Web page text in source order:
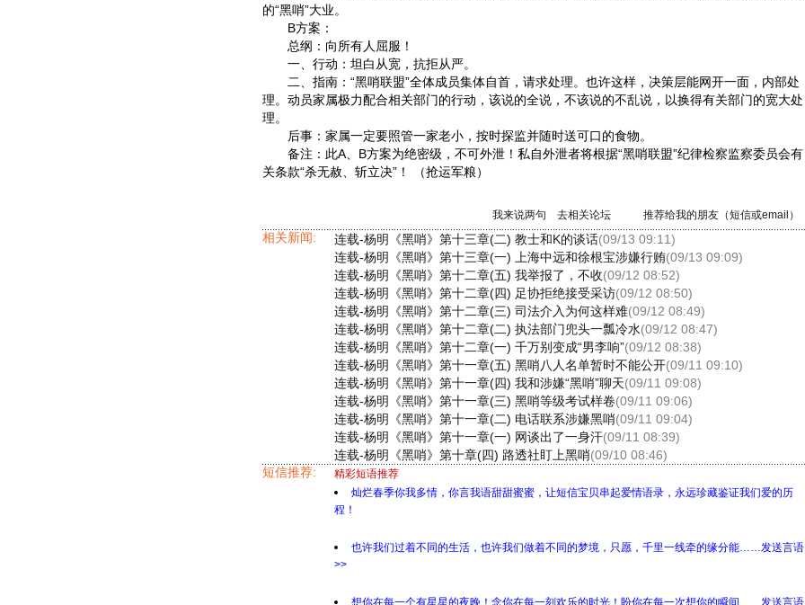
的“黑哨”大业。
B方案：
总纲：向所有人屈服！
一、行动：坦白从宽，抗拒从严。
二、指南：“黑哨联盟”全体成员集体自首，请求处理。也许这样，决策层能网开一面，内部处
理。动员家属极力配合相关部门的行动，该说的全说，不该说的不乱说，以换得有关部门的宽大处
理。
后事：家属一定要照管一家老小，按时探监并随时送可口的食物。
备注：此A、B方案为绝密级，不可外泄！私自外泄者将根据“黑哨联盟”纪律检察监察委员会有
关条款“杀无赦、斩立决”！ （抢运军粮）
我来说两句 去相关论坛 推荐给我的朋友（短信或email）
相关新闻: 连载-杨明《黑哨》第十三章(二) 教士和K的谈话(09/13 09:11)
连载-杨明《黑哨》第十三章(一) 上海中远和徐根宝涉嫌行贿(09/13 09:09)
连载-杨明《黑哨》第十二章(五) 我举报了，不收(09/12 08:52)
连载-杨明《黑哨》第十二章(四) 足协拒绝接受采访(09/12 08:50)
连载-杨明《黑哨》第十二章(三) 司法介入为何这样难(09/12 08:49)
连载-杨明《黑哨》第十二章(二) 执法部门兜头一瓢冷水(09/12 08:47)
连载-杨明《黑哨》第十二章(一) 千万别变成“男李响”(09/12 08:38)
连载-杨明《黑哨》第十一章(五) 黑哨八人名单暂时不能公开(09/11 09:10)
连载-杨明《黑哨》第十一章(四) 我和涉嫌“黑哨”聊天(09/11 09:08)
连载-杨明《黑哨》第十一章(三) 黑哨等级考试样卷(09/11 09:06)
连载-杨明《黑哨》第十一章(二) 电话联系涉嫌黑哨(09/11 09:04)
连载-杨明《黑哨》第十一章(一) 网谈出了一身汗(09/11 08:39)
连载-杨明《黑哨》第十章(四) 路透社盯上黑哨(09/10 08:46)
短信推荐:
精彩短语推荐
灿烂春季你我多情，你言我语甜甜蜜蜜，让短信宝贝串起爱情语录，永远珍藏鉴证我们爱的历
程！
也许我们过着不同的生活，也许我们做着不同的梦境，只愿，千里一线牵的缘分能……发送言语
>>
想你在每一个有星星的夜晚！念你在每一刻欢乐的时光！盼你在每一次想你的瞬间……发送言语